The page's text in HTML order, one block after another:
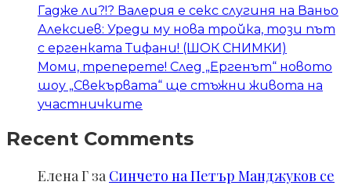
Гадже ли?!? Валерия е секс слугиня на Ваньо
Алексиев: Уреди му нова тройка, този път
с ергенката Тифани! (ШОК СНИМКИ)
Моми, треперете! След „Ергенът“ новото
шоу „Свекървата“ ще стъжни живота на
участничките
Recent Comments
Елена Г за Синчето на Петър Манджуков се